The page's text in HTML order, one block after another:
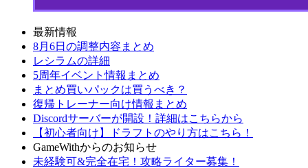
最新情報
8月6日の調整内容まとめ
レシラムの詳細
5周年イベント情報まとめ
まとめ買いパックは買うべき？
復帰トレーナー向け情報まとめ
Discordサーバーが開設！詳細はこちらから
【初心者向け】ドラフトのやり方はこちら！
GameWithからのお知らせ
未経験可&完全在宅！攻略ライター募集！